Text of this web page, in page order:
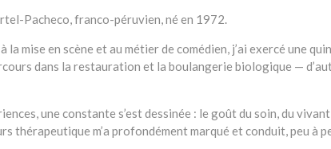
Pacheco, franco-péruvien, né en 1972.
mise en scène et au métier de comédien, j’ai exercé une
dans la restauration et la boulangerie biologique —
une constante s’est dessinée : le goût du soin, du
thérapeutique m’a profondément marqué et conduit, peu à